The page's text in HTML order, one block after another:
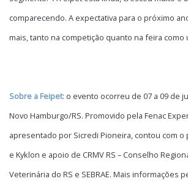
comparecendo. A expectativa para o próximo
mais, tanto na competição quanto na feira como
Sobre a Feipet: o evento ocorreu de 07 a 09 de
Novo Hamburgo/RS. Promovido pela Fenac
apresentado por Sicredi Pioneira, contou com
e Kyklon e apoio de CRMV RS – Conselho
Veterinária do RS e SEBRAE. Mais informações